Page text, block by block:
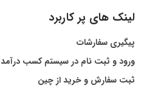
لینک های پر کاربرد
پیگیری سفارشات
ورود و ثبت نام در سیستم کسب درآمد
ثبت سفارش و خرید از چین